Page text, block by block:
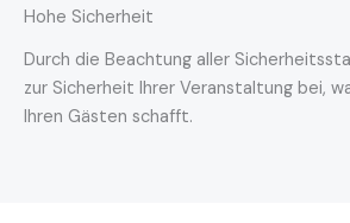
Hohe Sicherheit
Durch die Beachtung aller
zur Sicherheit Ihrer Veranstaltung bei,
Ihren Gästen schafft.